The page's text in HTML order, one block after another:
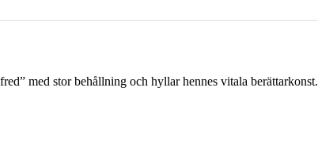
med stor behållning och hyllar hennes vitala berättarkonst.